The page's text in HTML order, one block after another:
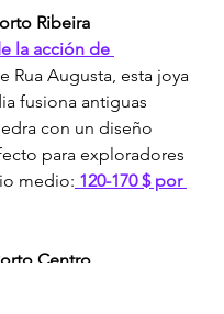
Ribeira
la acción de
Rua Augusta, esta joya
fusiona antiguas
con un diseño
para exploradores
medio: 120-170 $ por
Centro